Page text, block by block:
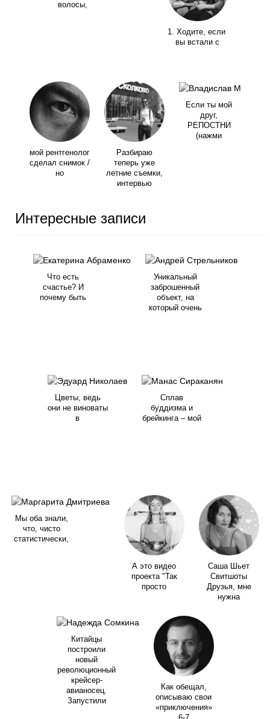
волосы,
1. Ходите, если
вы встали с
мой рентгенолог
сделал снимок /
но
Разбираю
теперь уже
летние съемки,
интервью
Если ты мой
друг,
РЕПОСТНИ
(нажми
Интересные записи
Что есть
счастье? И
почему быть
Уникальный
заброшенный
объект, на
который очень
Цветы, ведь
они не виноваты
в
Сплав
буддизма и
брейкинга – мой
Мы оба знали,
что, чисто
статистически,
А это видео
проекта "Так
просто
Саша Шьет
Свитшоты
Друзья, мне
нужна
Китайцы
построили
новый
революционный
крейсер-
авианосец.
Запустили
Как обещал,
описываю свои
«приключения»